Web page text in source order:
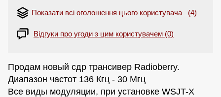
Показати всі оголошення цього користувача (4)
Відгуки про угоди з цим користувачем (0)
Продам новый сдр трансивер Radioberry.
Диапазон частот 136 Кгц - 30 Мгц
Все виды модуляции, при установке WSJT-X